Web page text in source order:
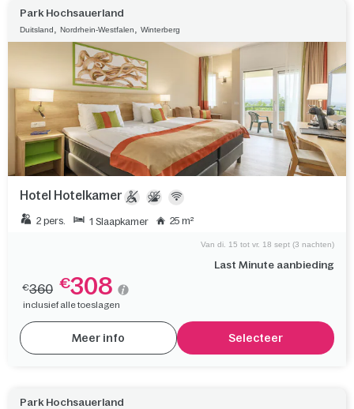
Park Hochsauerland
Duitsland Nordrhein-Westfalen Winterberg
Hotel Hotelkamer
2 pers. 1 Slaapkamer 25 m²
Last Minute aanbieding
Van di. 15 tot vr. 18 sept (3 nachten)
€360 €308
inclusief alle toeslagen
Meer info Selecteer
Park Hochsauerland